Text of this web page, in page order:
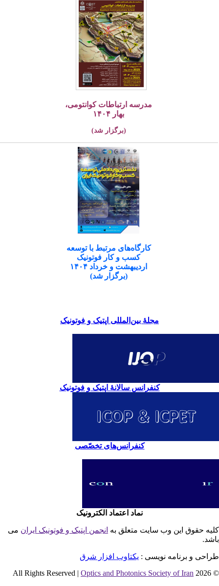
مدرسه ارتباطات کوانتومی،
بهار ۱۴۰۴
(برگزار شد)
کارگاه‌های مرتبط با توسعه
کسب و کار فوتونیک
اردیبهشت و خرداد ۱۴۰۴
(برگزار شد)
مجلۀ بین‌المللی اپتیک و فوتونیک
کنفرانس سالانۀ اپتیک و فوتونیک
کنفرانس‌های تخصّصی
نماد اعتماد الکترونیک
حقوق این وب سایت متعلق بهانجمن اپتیک و فوتونیک ایران می
و برنامه نویسی : یکتاوب افزار شرق
©
Optics and Photonics Society of Iran